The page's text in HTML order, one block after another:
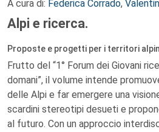
A cura di: Federica Corrado,
Alpi e ricerca.
Proposte e progetti per i territori
Frutto del “1° Forum dei Giovani
domani”, il volume intende
delle Alpi e far emergere una
scardini stereotipi desueti e
al futuro. Con un approccio